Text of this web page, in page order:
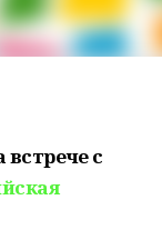
с